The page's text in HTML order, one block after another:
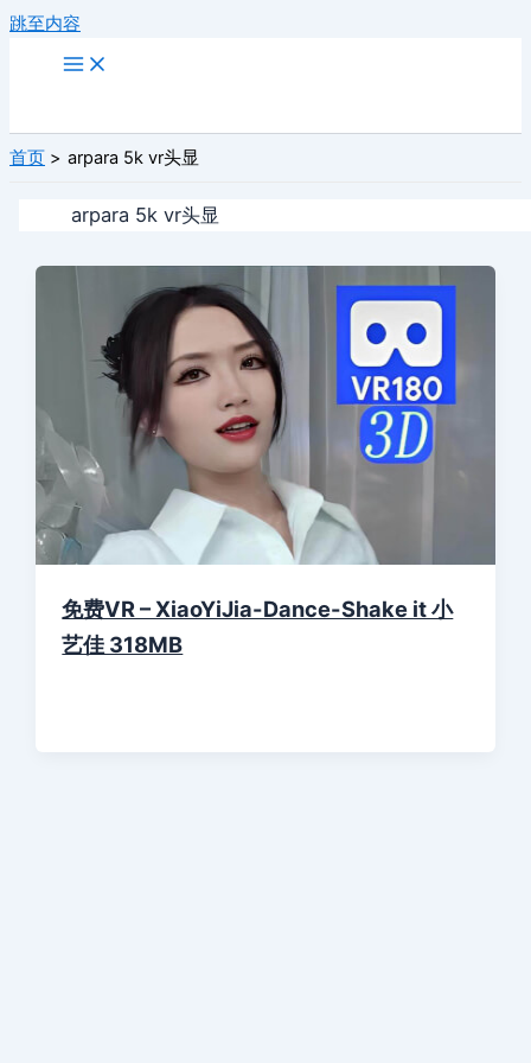
跳至内容
首页 arpara 5k vr头显
arpara 5k vr头显
免费VR – XiaoYiJia-Dance-Shake it 小
艺佳 318MB